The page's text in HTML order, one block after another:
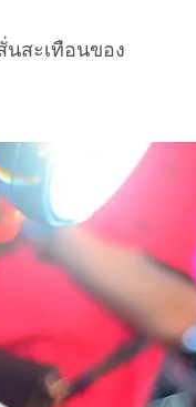
สะเทือนของ